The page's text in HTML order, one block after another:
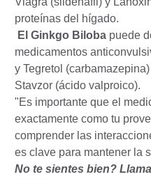
proteínas del hígado.
El Ginkgo Biloba puede
medicamentos
y Tegretol
Stavzor (ácido valproico).
"Es importante que el
exactamente como tu
comprender las
es clave para mantener la
No te sientes bien?